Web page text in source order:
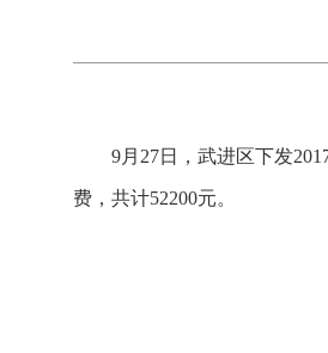
9月27日，武进区下发2017
费，共计52200元。